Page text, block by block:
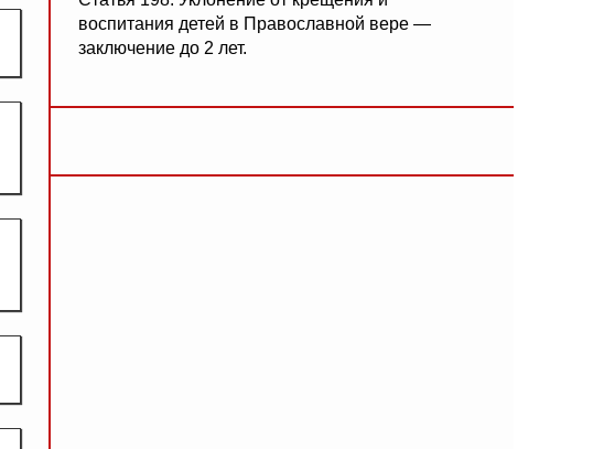
воспитания детей в Православной вере —
заключение до 2 лет.